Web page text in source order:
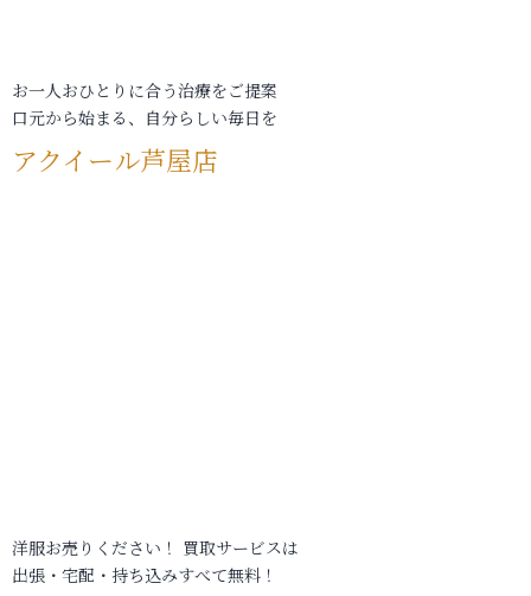
お一人おひとりに合う治療をご提案
口元から始まる、自分らしい毎日を
アクイール芦屋店
洋服お売りください！ 買取サービスは
出張・宅配・持ち込みすべて無料！